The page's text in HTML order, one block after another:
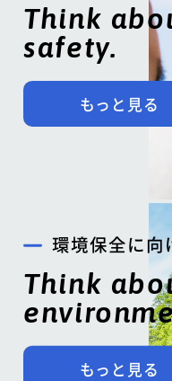
Think
safety.
もっと見る
環境保全に向
Think
もっと見る